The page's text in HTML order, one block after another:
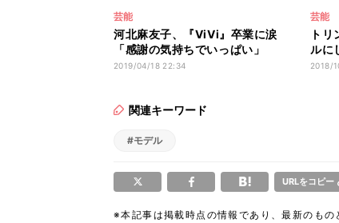
芸能
河北麻友子、『ViVi』卒業に涙
「感謝の気持ちでいっぱい」
2019/04/18 22:34
芸能
ト
ルに
2018/
関連キーワード
#モデル
URLをコピー
※本記事は掲載時点の情報であり、最新のもの